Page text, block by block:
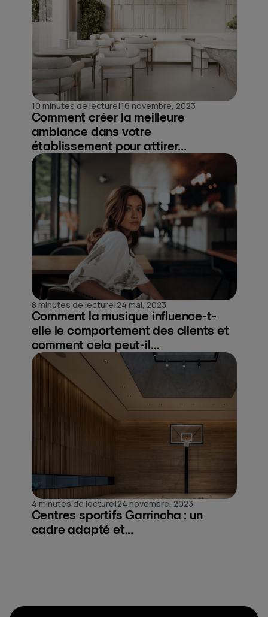
10 minutes de lecture|16 novembre, 2023
Comment créer la meilleure
ambiance dans votre
établissement pour attirer...
8 minutes de lecture|24 mai, 2023
Comment la musique influence-t-
elle le comportement des clients et
comment cela peut-il...
4 minutes de lecture|24 novembre, 2023
Centres sportifs Garrincha : un
cadre adapté et...